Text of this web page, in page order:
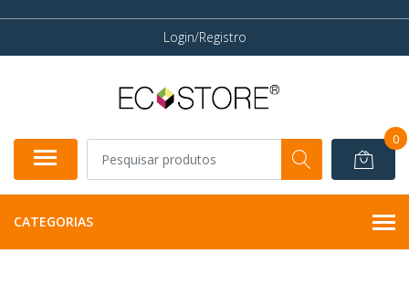
Login/Registro
0
CATEGORIAS